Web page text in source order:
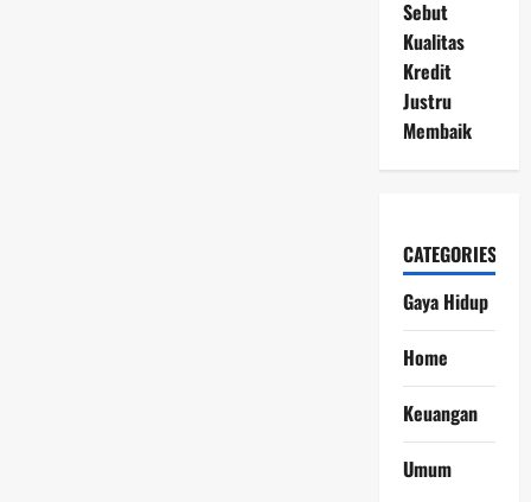
Sebut
Kualitas
Kredit
Justru
Membaik
CATEGORIES
Gaya Hidup
Home
Keuangan
Umum